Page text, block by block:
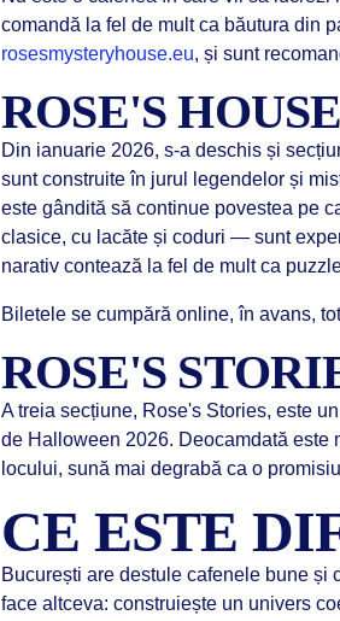
comandă la fel de mult ca băutura din
rosesmysteryhouse.eu, și sunt
ROSE'S HOUSE
Din ianuarie 2026, s-a deschis și
sunt construite în jurul legendelor și
este gândită să continue povestea pe
clasice, cu lacăte și coduri — sunt
narativ contează la fel de mult ca
Biletele se cumpără online, în avans,
ROSE'S
A treia secțiune, Rose's Stories, este
de Halloween 2026. Deocamdată este
locului, sună mai degrabă ca o
CE ESTE
București are destule cafenele bune și
face altceva: construiește un univers